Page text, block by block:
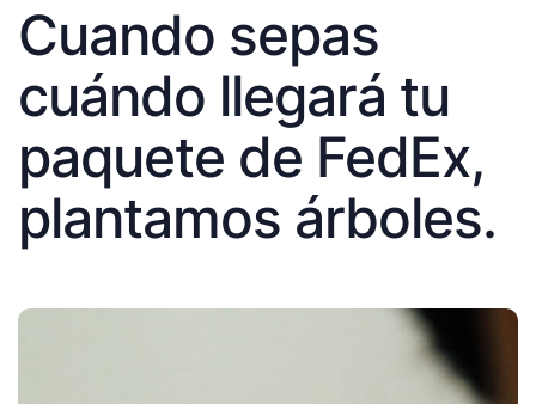
Cuando sepas
cuándo llegará tu
paquete de FedEx,
plantamos árboles.